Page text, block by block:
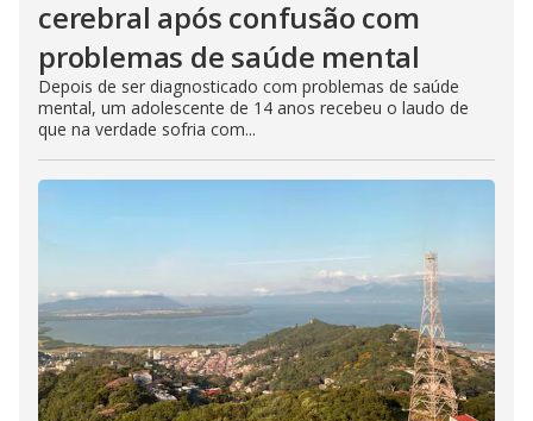
cerebral após confusão com
problemas de saúde mental
Depois de ser diagnosticado com problemas de saúde
mental, um adolescente de 14 anos recebeu o laudo de
que na verdade sofria com...